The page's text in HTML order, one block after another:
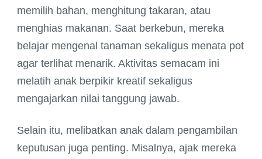
memilih bahan, menghitung takaran, atau
menghias makanan. Saat berkebun, mereka
belajar mengenal tanaman sekaligus menata pot
agar terlihat menarik. Aktivitas semacam ini
melatih anak berpikir kreatif sekaligus
mengajarkan nilai tanggung jawab.
Selain itu, melibatkan anak dalam pengambilan
keputusan juga penting. Misalnya, ajak mereka